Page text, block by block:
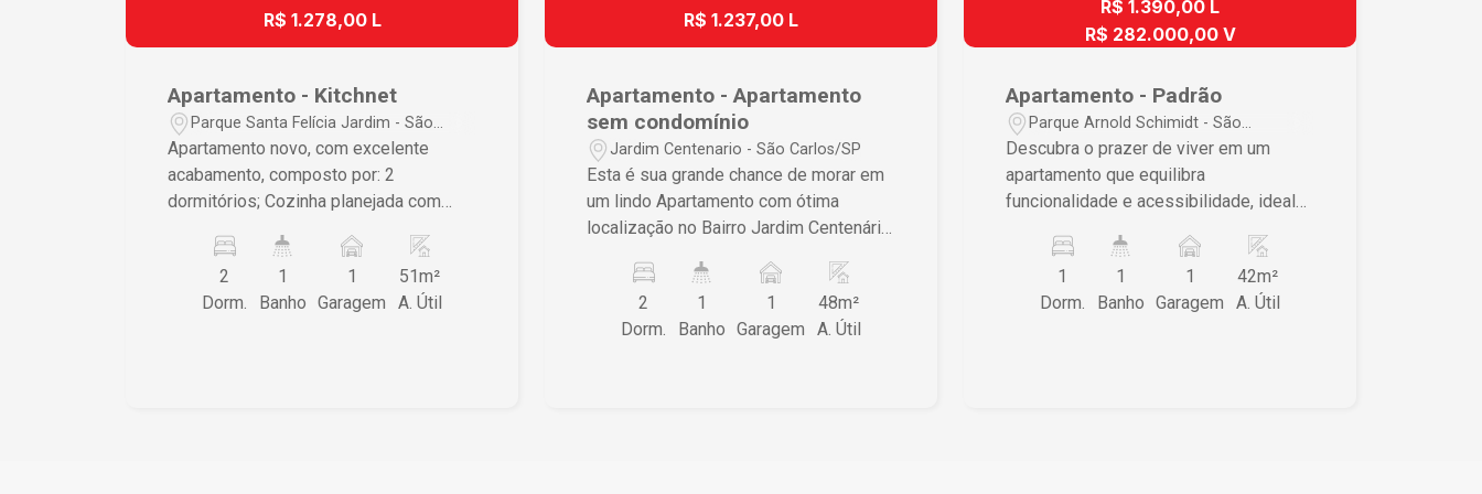
áreas de lazer. - Ambiente
segurança. Não perca a oportunidade
de viver em um dos bairros mais
desejados de São Carlos! Entre em
contato conosco e agende uma visita.
Estamos à disposição para esclarecer
qualquer dúvida e ajudá-lo a encontrar o
seu novo lar.
dormitórios otimiza o espaço,
organização. A sala com piso de taco
traz um toque de elegância e
aconchego, transformando o lar em um
refúgio urbano. Este imóvel combina
funcionalidades essenciais com um
toque de charme e praticidade.
Localização Privilegiada Localizado no
coração de São Carlos, o apartamento
garante acesso fácil às principais
R$ 1.278,00 L
Apartamento - Kitchnet
Parque Santa Felícia Jardim - São
Carlos/SP
Apartamento novo, com excelente
acabamento, composto por: 2
dormitórios; Cozinha planejada com
Blindex, armário e espelho; Lavanderia
externa; 1 vaga de garagem. IPTU ainda
não definido, apartamentos novos
2
Dorm.
1
Banho
1
Garagem
51m²
A. Útil
R$ 1.237,00 L
Apartamento - Apartamento
sem condomínio
Jardim Centenario - São Carlos/SP
Esta é sua grande chance de morar em
um lindo Apartamento com ótima
localização no Bairro Jardim Centenário
esse imóvel de perto. Entre em contato
com nossa imobiliária e agende sua
visita!
2
Dorm.
1
Banho
1
Garagem
48m²
A. Útil
R$ 1.390,00 L
R$ 282.000,00 V
Apartamento - Padrão
Parque Arnold Schimidt - São
Carlos/SP
Descubra o prazer de viver em um
apartamento que equilibra
funcionalidade e acessibilidade, ideal
dia. Este imóvel é uma oportunidade
esperta em um bairro estratégico de
São Carlos. Características do Imóvel ?
1
Dorm.
1
Banho
1
Garagem
42m²
A. Útil